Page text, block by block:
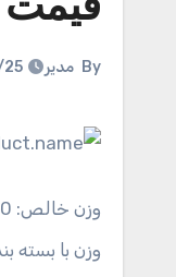
قیمت
By مدیر 25
وزن خالص:
وزن با بسته